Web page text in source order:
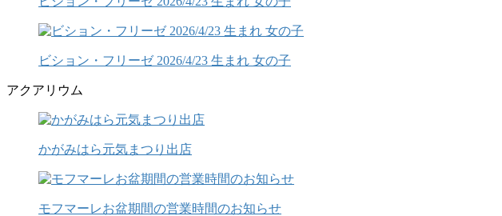
ビション・フリーゼ 2026/4/23 生まれ 女の子
アクアリウム
かがみはら元気まつり出店
モフマーレお盆期間の営業時間のお知らせ